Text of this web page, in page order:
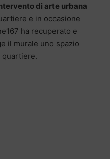
di arte urbana
e in occasione
ha recuperato e
il murale uno spazio
quartiere.